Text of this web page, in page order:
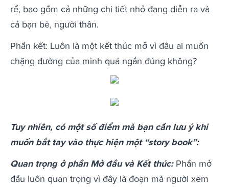
rể, bao gồm cả những chi tiết nhỏ đang diễn ra và
cả bạn bè, người thân.
Phần kết: Luôn là một kết thúc mở vì đâu ai muốn
chặng đường của mình quá ngắn đúng không?
Tuy nhiên, có một số điểm mà bạn cần lưu ý khi
muốn bắt tay vào thực hiện một “story book”:
Quan trọng ở phần Mở đầu và Kết thúc: Phần mở
đầu luôn quan trọng vì đây là đoạn mà người xem